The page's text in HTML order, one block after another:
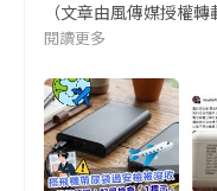
（文章由風傳媒授權
閱讀更多